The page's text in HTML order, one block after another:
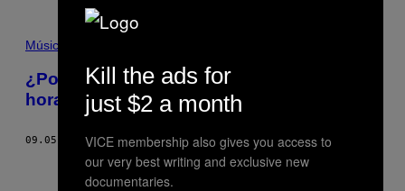
Música
¿Por qué a veces nos enfiestamos 12
horas seguidas sin darnos cuenta?
09.05.17 PORDANIELA CASTRO
Kill the ads for
just $2 a month
VICE membership also gives you access to
our very best writing and exclusive new
documentaries.